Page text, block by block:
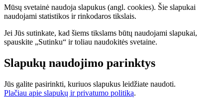
Mūsų svetainė naudoja slapukus (angl. cookies). Šie slapukai
naudojami statistikos ir rinkodaros tikslais.
Jei Jūs sutinkate, kad šiems tikslams būtų naudojami slapukai,
spauskite „Sutinku“ ir toliau naudokitės svetaine.
Slapukų naudojimo parinktys
Jūs galite pasirinkti, kuriuos slapukus leidžiate naudoti.
Plačiau apie slapukų ir privatumo politiką.